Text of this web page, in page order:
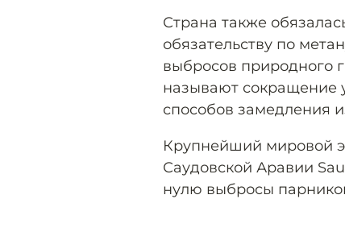
Страна также
обязательству по
выбросов природного
называют сокращение
способов замедления
Крупнейший мировой
Саудовской Аравии
нулю выбросы